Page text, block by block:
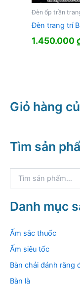
Đèn ốp trần
Đèn trang trí
1.450.000
Giỏ hàng
Tìm sản
k
i
m
Danh mục
Ấm sắc thuốc
Ấm siêu tốc
Bàn chải đánh răng
Bàn là